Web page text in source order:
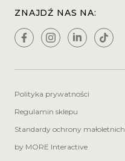
ZNAJDŹ NAS NA:
Polityka prywatności
Regulamin sklepu
Standardy ochrony małoletnich
by MORE Interactive